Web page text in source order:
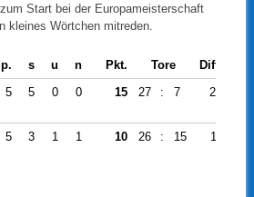
Start bei der Europameisterschaft
kleines Wörtchen mitreden.
s u n Pkt. Tore
Diff.
5 5 0 0 15 27 : 7 20
5 3 1 1 10 26 : 15 11